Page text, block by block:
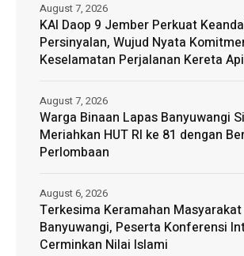
KAI Daop 9 Jember Perkuat
Persinyalan, Wujud Nyata
Keselamatan Perjalanan Kereta Api
August 7, 2026
Warga Binaan Lapas Banyuwangi
Meriahkan HUT RI ke 81 dengan
Perlombaan
August 7, 2026
Terkesima Keramahan Masyarakat
Banyuwangi, Peserta Konferensi
Cerminkan Nilai Islami
August 6, 2026